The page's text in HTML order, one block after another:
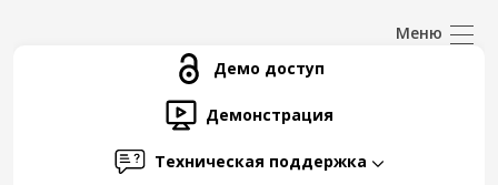
Демо доступ
Демонстрация
Техническая поддержка